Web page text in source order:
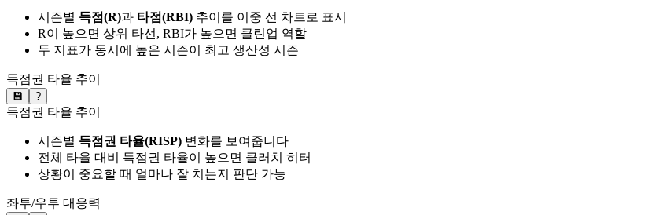
시즌별 득점(R)과 타점(RBI) 추이를 이중 선 차트로 표시
R이 높으면 상위 타선, RBI가 높으면 클린업 역할
두 지표가 동시에 높은 시즌이 최고 생산성 시즌
득점권 타율 추이
💾 ?
득점권 타율 추이
시즌별 득점권 타율(RISP) 변화를 보여줍니다
전체 타율 대비 득점권 타율이 높으면 클러치 히터
상황이 중요할 때 얼마나 잘 치는지 판단 가능
좌투/우투 대응력